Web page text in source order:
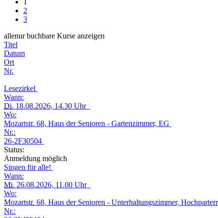
2
3
allenur buchbare Kurse anzeigen
Titel
Datum
Ort
Nr.
Lesezirkel
Wann:
Di. 18.08.2026, 14.30 Uhr
Wo:
Mozartstr. 68, Haus der Senioren - Gartenzimmer, EG
Nr.:
26-2F30504
Status:
Anmeldung möglich
Singen für alle!
Wann:
Mi. 26.08.2026, 11.00 Uhr
Wo:
Mozartstr. 68, Haus der Senioren - Unterhaltungszimmer,
Nr.: